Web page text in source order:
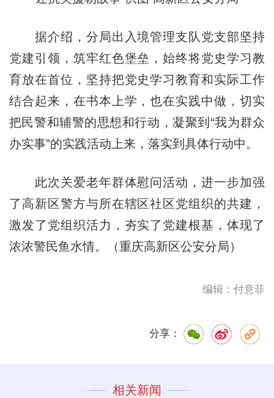
据介绍，分局出入境管理支队党支部坚持
党建引领，筑牢红色堡垒，始终将党史学习教
育放在首位，坚持把党史学习教育和实际工作
结合起来，在书本上学，也在实践中做，切实
把民警和辅警的思想和行动，凝聚到“我为群众
办实事”的实践活动上来，落实到具体行动中。
此次关爱老年群体慰问活动，进一步加强
了高新区警方与所在辖区社区党组织的共建，
激发了党组织活力，夯实了党建根基，体现了
浓浓警民鱼水情。（重庆高新区公安分局）
编辑：付意菲
分享：
相关新闻